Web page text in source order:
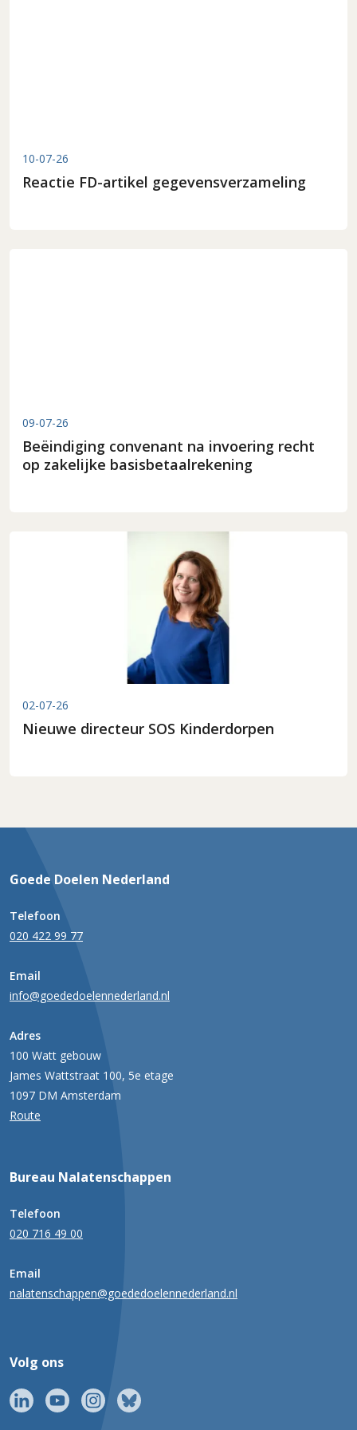
10-07-26
Reactie FD-artikel gegevensverzameling
09-07-26
Beëindiging convenant na invoering recht
op zakelijke basisbetaalrekening
02-07-26
Nieuwe directeur SOS Kinderdorpen
Goede Doelen Nederland
Telefoon
020 422 99 77
Email
info@goededoelennederland.nl
Adres
100 Watt gebouw
James Wattstraat 100, 5e etage
1097 DM Amsterdam
Route
Bureau Nalatenschappen
Telefoon
020 716 49 00
Email
nalatenschappen@goededoelennederland.nl
Volg ons